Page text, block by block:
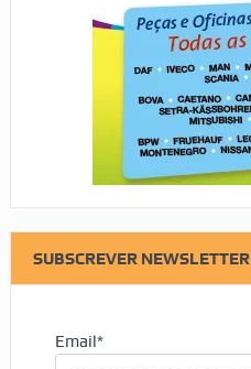
SUBSCREVER NEWSLETTER
Email*